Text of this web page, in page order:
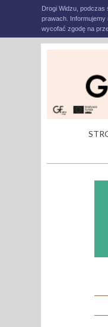
Drogi Widzu, podczas
prawach.
wycofać zgodę na